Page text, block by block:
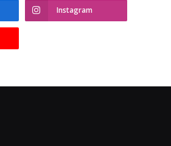
Instagram